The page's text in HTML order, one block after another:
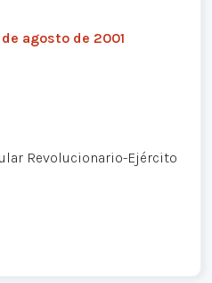
agosto de 2001
Revolucionario-Ejército